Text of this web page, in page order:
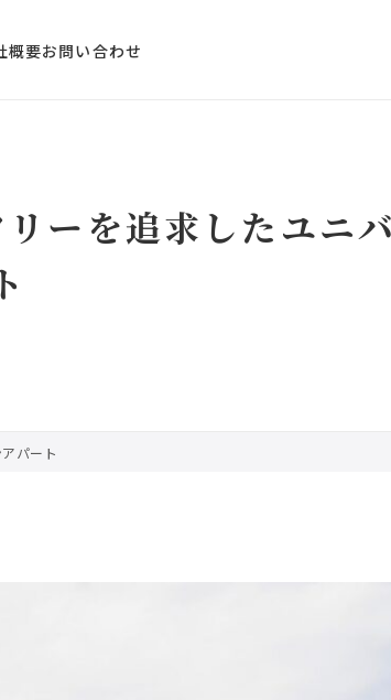
概要お問い合わせ
ーを追求したユニ
パート